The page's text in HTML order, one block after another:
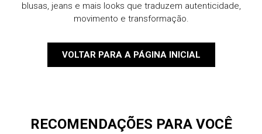
blusas, jeans e mais looks que traduzem autenticidade,
movimento e transformação.
VOLTAR PARA A PÁGINA INICIAL
RECOMENDAÇÕES PARA VOCÊ